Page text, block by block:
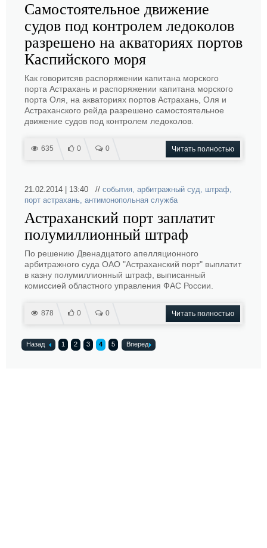
Самостоятельное движение
судов под контролем ледоколов
разрешено на акваториях портов
Каспийского моря
Как говоритсяв распоряжении капитана морского
порта Астрахань и распоряжении капитана морского
порта Оля, на акваториях портов Астрахань, Оля и
Астраханского рейда разрешено самостоятельное
движение судов под контролем ледоколов.
635 0 0 Читать полностью
21.02.2014 | 13:40 // события, арбитражный суд, штраф,
порт астрахань, антимонопольная служба
Астраханский порт заплатит
полумиллионный штраф
По решению Двенадцатого апелляционного
арбитражного суда ОАО "Астраханский порт" выплатит
в казну полумиллионный штраф, выписанный
комиссией областного управления ФАС России.
878 0 0 Читать полностью
Назад 1 2 3 4 5 Вперед